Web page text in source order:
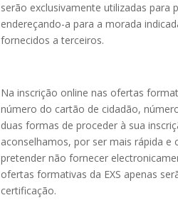
serão exclusivamente utilizadas
endereçando-a para a morada
fornecidos a terceiros.
Na inscrição online nas ofertas
número do cartão de cidadão,
duas formas de proceder à sua
aconselhamos, por ser mais rápida
pretender não fornecer
ofertas formativas da EXS apenas
certificação.